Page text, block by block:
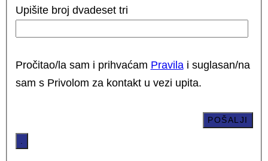
Upišite broj dvadeset tri
Pročitao/la sam i prihvaćam Pravilai suglasan/na
sam s Privolom za kontakt u vezi upita.
.